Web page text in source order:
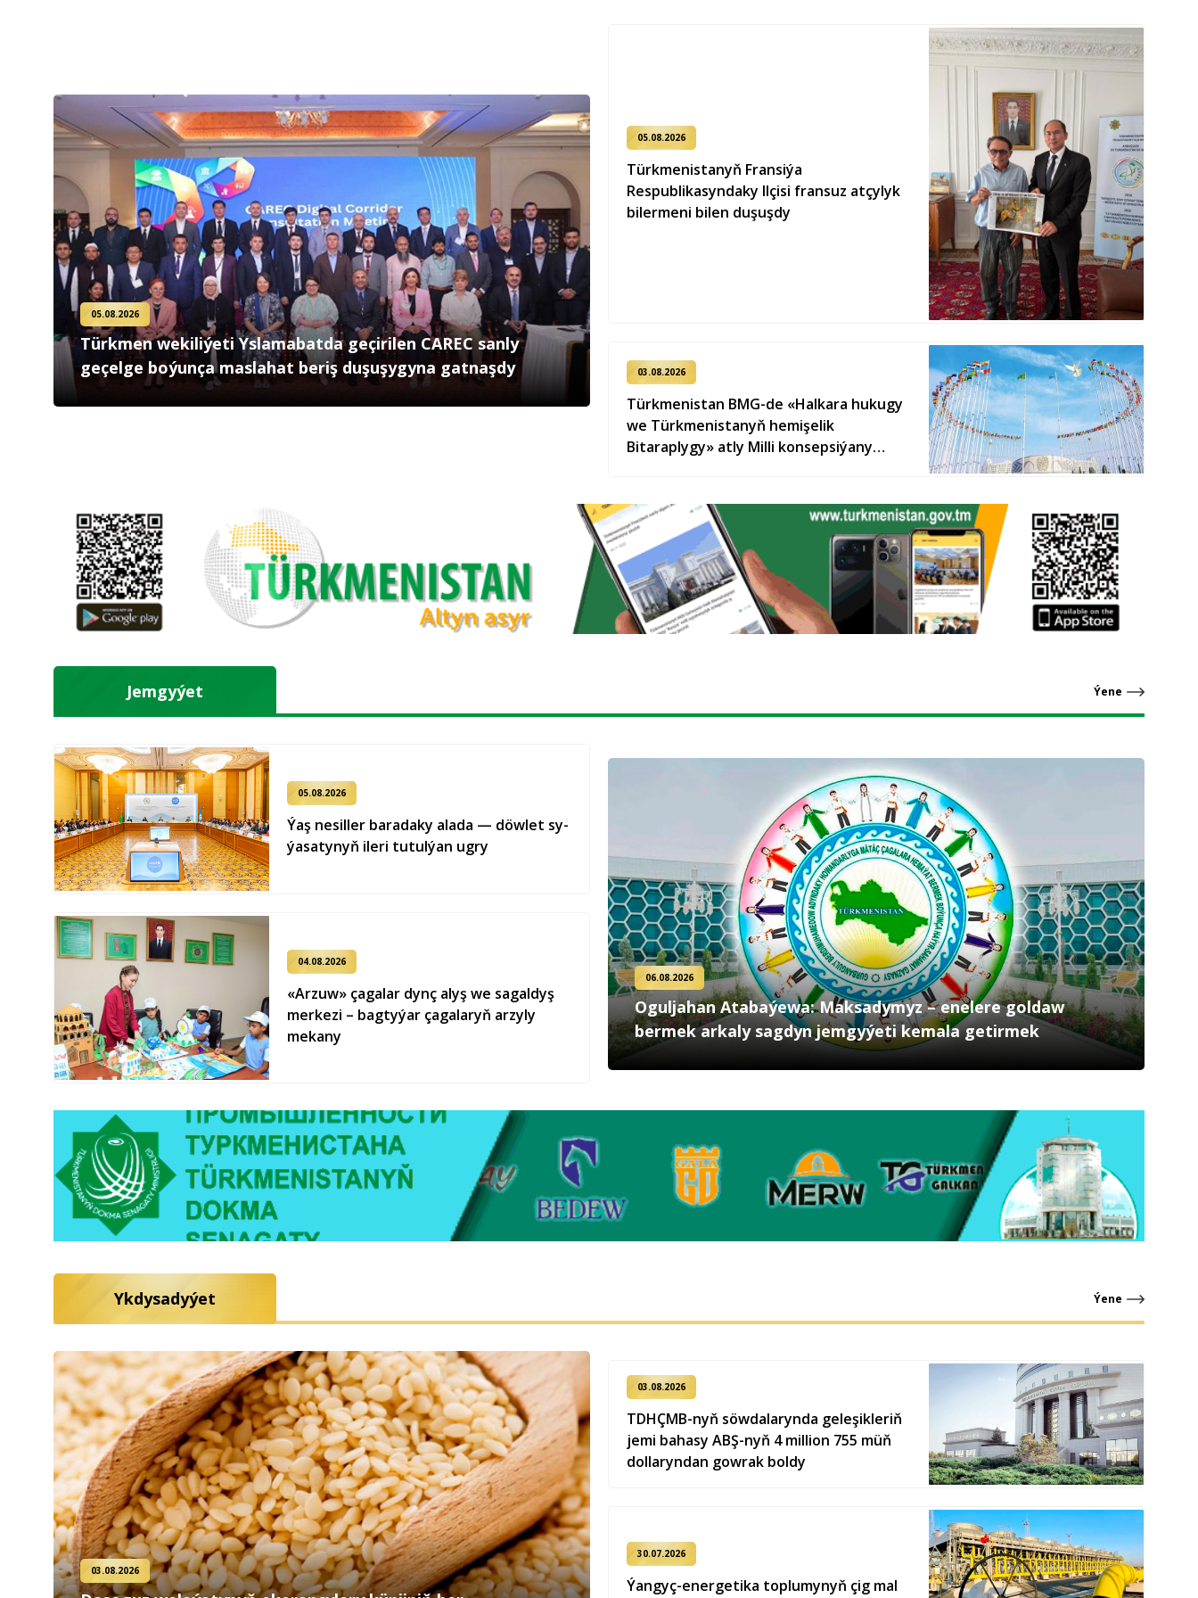
05.08.2026
Türkmen wekiliýeti Yslamabatda geçirilen CAREC sanly
geçelge boýunça maslahat beriş duşuşygyna gatnaşdy
05.08.2026
Türkmenistanyň Fransiýa
Respublikasyndaky Ilçisi fransuz atçylyk
bilermeni bilen duşuşdy
03.08.2026
Türkmenistan BMG-de «Halkara hukugy
we Türkmenistanyň hemişelik
Bitaraplygy» atly Milli konsepsiýany
Jemgyýet Ýene
06.08.2026
Oguljahan Atabaýewa: Maksadymyz – enelere goldaw
bermek arkaly sagdyn jemgyýeti kemala getirmek
05.08.2026
Ýaş ne­sil­ler ba­ra­da­ky ala­da — döw­let sy­
ýa­sa­ty­nyň ile­ri tu­tul­ýan ug­ry
04.08.2026
«Arzuw» çagalar dynç alyş we sagaldyş
merkezi – bagtyýar çagalaryň arzyly
mekany
Ykdysadyýet Ýene
03.08.2026
03.08.2026
TDHÇMB-nyň söwdalarynda geleşikleriň
jemi bahasy ABŞ-nyň 4 million 755 müň
dollaryndan gowrak boldy
30.07.2026
Ýangyç-energetika toplumynyň çig mal